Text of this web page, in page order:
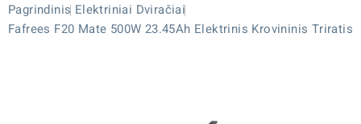
Pagrindinis Elektriniai Dviračiai
Fafrees F20 Mate 500W 23.45Ah Elektrinis Krovininis Triratis